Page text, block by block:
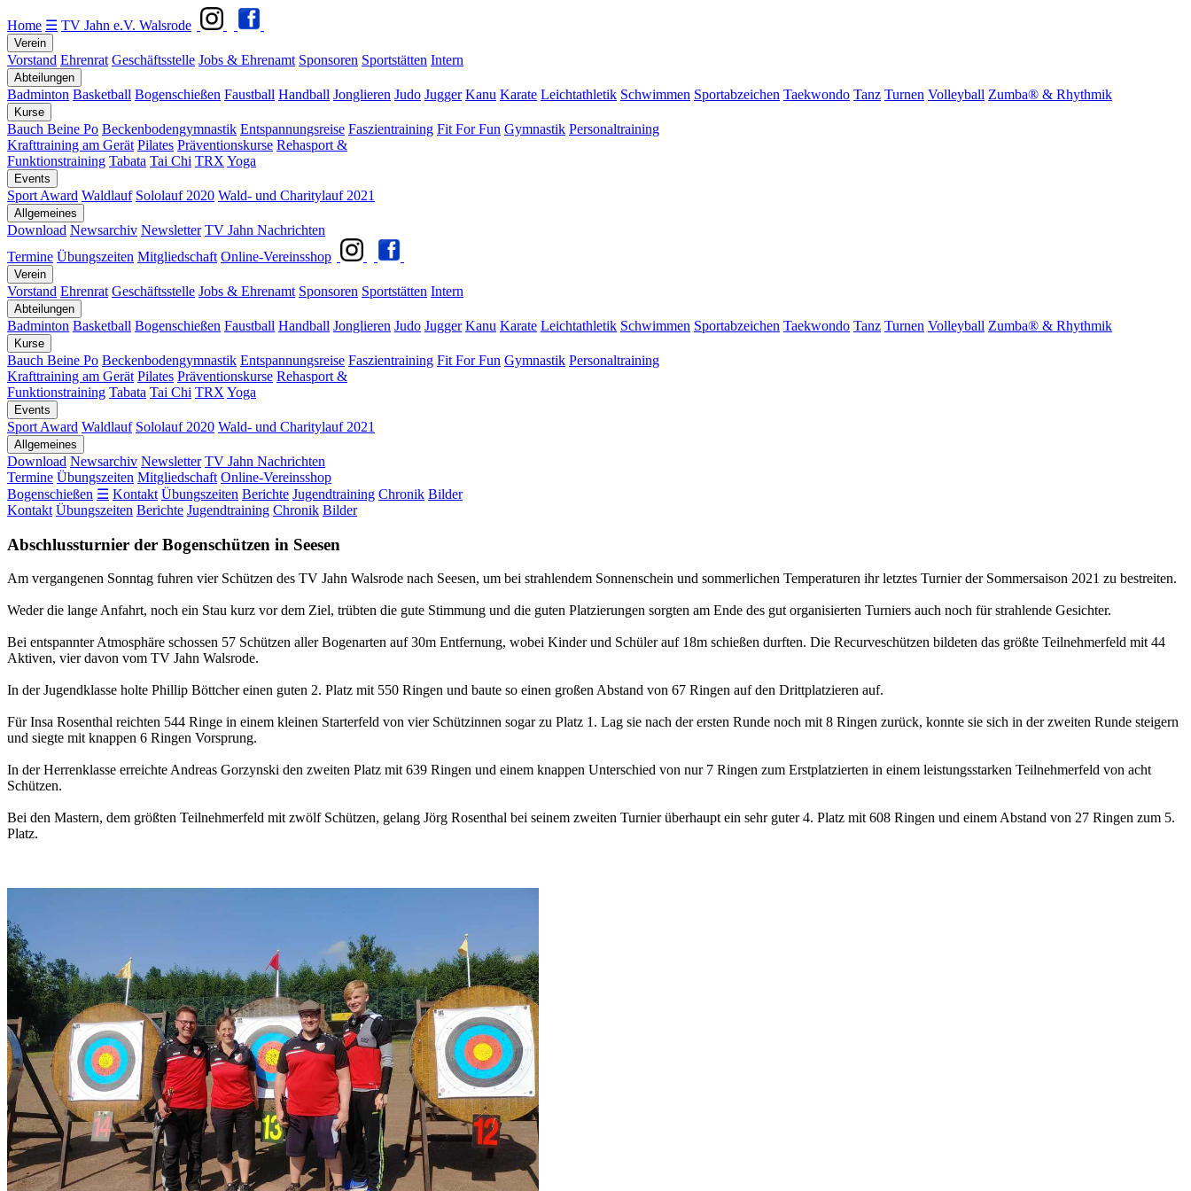
Home ☰ TV Jahn e.V. Walsrode
Verein
Vorstand Ehrenrat Geschäftsstelle Jobs & Ehrenamt Sponsoren Sportstätten Intern
Abteilungen
Badminton Basketball Bogenschießen Faustball Handball Jonglieren Judo Jugger Kanu Karate Leichtathletik Schwimmen Sportabzeichen Taekwondo Tanz Turnen Volleyball Zumba® & Rhythmik
Kurse
Bauch Beine Po Beckenbodengymnastik Entspannungsreise Faszientraining Fit For Fun Gymnastik Personaltraining
Krafttraining am Gerät Pilates Präventionskurse Rehasport &
Funktionstraining Tabata Tai Chi TRX Yoga
Events
Sport Award Waldlauf Sololauf 2020 Wald- und Charitylauf 2021
Allgemeines
Download Newsarchiv Newsletter TV Jahn Nachrichten
Termine Übungszeiten Mitgliedschaft Online-Vereinsshop
Verein
Vorstand Ehrenrat Geschäftsstelle Jobs & Ehrenamt Sponsoren Sportstätten Intern
Abteilungen
Badminton Basketball Bogenschießen Faustball Handball Jonglieren Judo Jugger Kanu Karate Leichtathletik Schwimmen Sportabzeichen Taekwondo Tanz Turnen Volleyball Zumba® & Rhythmik
Kurse
Bauch Beine Po Beckenbodengymnastik Entspannungsreise Faszientraining Fit For Fun Gymnastik Personaltraining
Krafttraining am Gerät Pilates Präventionskurse Rehasport &
Funktionstraining Tabata Tai Chi TRX Yoga
Events
Sport Award Waldlauf Sololauf 2020 Wald- und Charitylauf 2021
Allgemeines
Download Newsarchiv Newsletter TV Jahn Nachrichten
Termine Übungszeiten Mitgliedschaft Online-Vereinsshop
Bogenschießen ☰ Kontakt Übungszeiten Berichte Jugendtraining Chronik Bilder
Kontakt Übungszeiten Berichte Jugendtraining Chronik Bilder
Abschlussturnier der Bogenschützen in Seesen
Am vergangenen Sonntag fuhren vier Schützen des TV Jahn Walsrode nach Seesen, um bei strahlendem Sonnenschein und sommerlichen Temperaturen ihr letztes Turnier der Sommersaison 2021 zu bestreiten.
Weder die lange Anfahrt, noch ein Stau kurz vor dem Ziel, trübten die gute Stimmung und die guten Platzierungen sorgten am Ende des gut organisierten Turniers auch noch für strahlende Gesichter.
Bei entspannter Atmosphäre schossen 57 Schützen aller Bogenarten auf 30m Entfernung, wobei Kinder und Schüler auf 18m schießen durften. Die Recurveschützen bildeten das größte Teilnehmerfeld mit 44
Aktiven, vier davon vom TV Jahn Walsrode.
In der Jugendklasse holte Phillip Böttcher einen guten 2. Platz mit 550 Ringen und baute so einen großen Abstand von 67 Ringen auf den Drittplatzieren auf.
Für Insa Rosenthal reichten 544 Ringe in einem kleinen Starterfeld von vier Schützinnen sogar zu Platz 1. Lag sie nach der ersten Runde noch mit 8 Ringen zurück, konnte sie sich in der zweiten Runde steigern
und siegte mit knappen 6 Ringen Vorsprung.
In der Herrenklasse erreichte Andreas Gorzynski den zweiten Platz mit 639 Ringen und einem knappen Unterschied von nur 7 Ringen zum Erstplatzierten in einem leistungsstarken Teilnehmerfeld von acht
Schützen.
Bei den Mastern, dem größten Teilnehmerfeld mit zwölf Schützen, gelang Jörg Rosenthal bei seinem zweiten Turnier überhaupt ein sehr guter 4. Platz mit 608 Ringen und einem Abstand von 27 Ringen zum 5.
Platz.